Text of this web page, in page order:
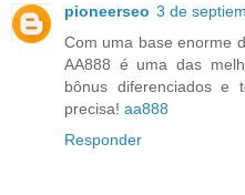
pioneerseo 3 de
Com uma base enorme
AA888 é uma das
bônus diferenciados e
precisa! aa888
Responder